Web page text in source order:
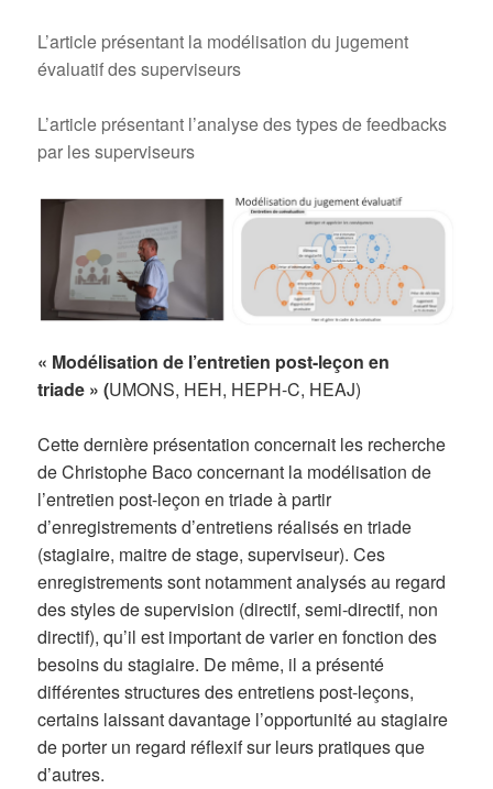
L’article présentant la modélisation du jugement
évaluatif des superviseurs
L’article présentant l’analyse des types de feedbacks
par les superviseurs
« Modélisation de l’entretien post-leçon en
triade » (UMONS, HEH, HEPH-C, HEAJ)
Cette dernière présentation concernait les recherche
de Christophe Baco concernant la modélisation de
l’entretien post-leçon en triade à partir
d’enregistrements d’entretiens réalisés en triade
(stagiaire, maitre de stage, superviseur). Ces
enregistrements sont notamment analysés au regard
des styles de supervision (directif, semi-directif, non
directif), qu’il est important de varier en fonction des
besoins du stagiaire. De même, il a présenté
différentes structures des entretiens post-leçons,
certains laissant davantage l’opportunité au stagiaire
de porter un regard réflexif sur leurs pratiques que
d’autres.